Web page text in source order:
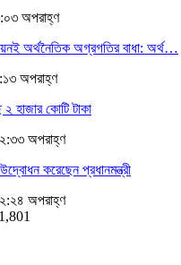
অপরাহ্ণ
অর্থনৈতিক অগ্রগতির বাধা: অর্থ…
অপরাহ্ণ
হাজার কোটি টাকা
অপরাহ্ণ
করেছেন প্রধানমন্ত্রী
অপরাহ্ণ